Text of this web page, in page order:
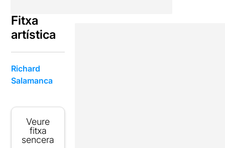
Fitxa
artística
Richard
Salamanca
Veure
fitxa
sencera